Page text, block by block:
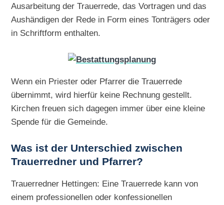
Ausarbeitung der Trauerrede, das Vortragen und das
Aushändigen der Rede in Form eines Tonträgers oder
in Schriftform enthalten.
Wenn ein Priester oder Pfarrer die Trauerrede
übernimmt, wird hierfür keine Rechnung gestellt.
Kirchen freuen sich dagegen immer über eine kleine
Spende für die Gemeinde.
Was ist der Unterschied zwischen
Trauerredner und Pfarrer?
Trauerredner Hettingen: Eine Trauerrede kann von
einem professionellen oder konfessionellen